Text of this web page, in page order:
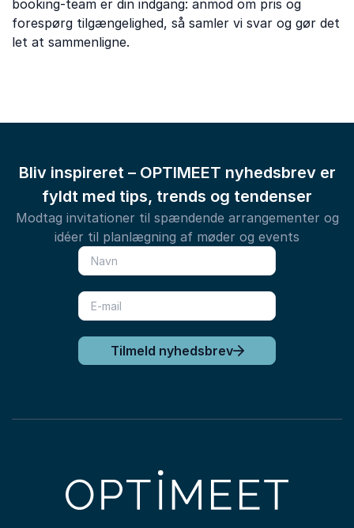
booking-team er din indgang: anmod om pris og
forespørg tilgængelighed, så samler vi svar og gør det
let at sammenligne.
Bliv inspireret – OPTIMEET nyhedsbrev er
fyldt med tips, trends og tendenser
Modtag invitationer til spændende arrangementer og
idéer til planlægning af møder og events
Tilmeld nyhedsbrev